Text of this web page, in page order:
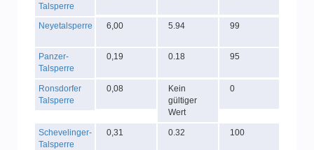
Talsperre
Neyetalsperre 6,00 5.94 99
Panzer-
Talsperre
0,19 0.18 95
Ronsdorfer
Talsperre
0,08
Kein
gültiger
Wert
0
Schevelinger-
Talsperre
0,31 0.32 100